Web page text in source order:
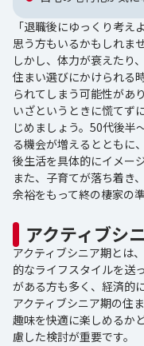
「退職後にゆっくり考
思う方もいるかもしれませ
しかし、体力が衰えたり
住まい選びにかけられる
られてしまう可能性があり
いざというときに慌てず
じめましょう。50代後半
る機会が増えるとともに
後生活を具体的にイメー
また、子育てが落ち着き
余裕をもって終の棲家の
アクティブシ
アクティブシニア期とは
的なライフスタイルを送
がある方も多く、経済的
アクティブシニア期の住
趣味を快適に楽しめるか
慮した検討が重要です。